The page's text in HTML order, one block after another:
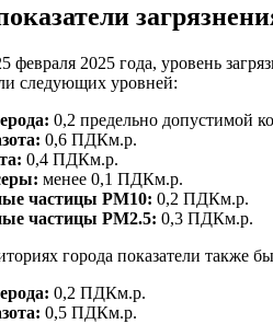
2025 года, уровень
следующих уровней:
0,2 предельно допустимой
0,6 ПДКм.р.
0,4 ПДКм.р.
менее 0,1 ПДКм.р.
частицы РМ10: 0,2 ПДКм.р.
частицы РМ2.5: 0,3 ПДКм.р.
города показатели также
0,2 ПДКм.р.
0,5 ПДКм.р.